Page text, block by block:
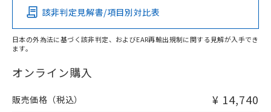
O
在庫等で未対応品が混在する可能性があります。
問い合わせください。
該非判定見解書/項目別対比表
日本の外為法に基づく該非判定、およびEAR再輸出規制に関する見解が入手でき
ます。
オンライン購入
販売価格（税込） ¥ 14,740